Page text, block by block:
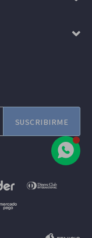
SUSCRIBIRME